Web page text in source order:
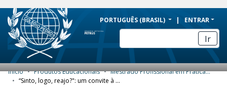
BRAZIL
Simplifique!
Comunica BR
Participe
Acesso à informação
PORTUGUÊS (BRASIL) ENTRAR
Ir
COMUNIDADES E COLEÇÕES
Início Produtos Educacionais
Mestrado Profissional em Práticas de Educação Básica (MPPEB) - Produtos Educacionais
“Sinto, logo, reajo?": um convite à regulação emocional: um livro sobre a regulação emocional na prática pedagógica do professor da educação básica